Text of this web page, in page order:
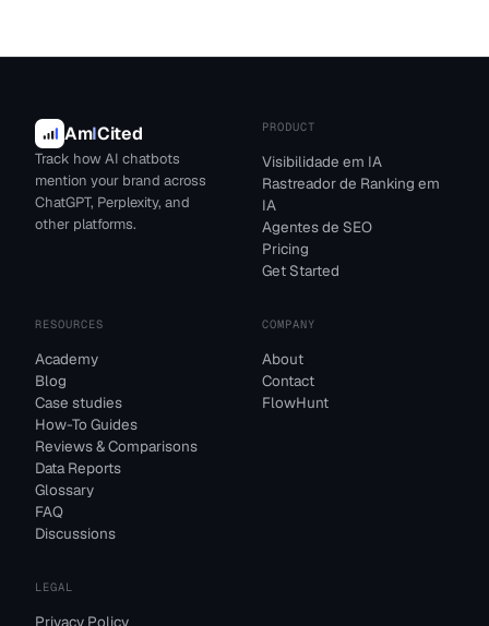
AmICited
Track how AI chatbots
mention your brand across
ChatGPT, Perplexity, and
other platforms.
PRODUCT
Visibilidade em IA
Rastreador de Ranking em
IA
Agentes de SEO
Pricing
Get Started
RESOURCES
Academy
Blog
Case studies
How-To Guides
Reviews & Comparisons
Data Reports
Glossary
FAQ
Discussions
COMPANY
About
Contact
FlowHunt
LEGAL
Privacy Policy